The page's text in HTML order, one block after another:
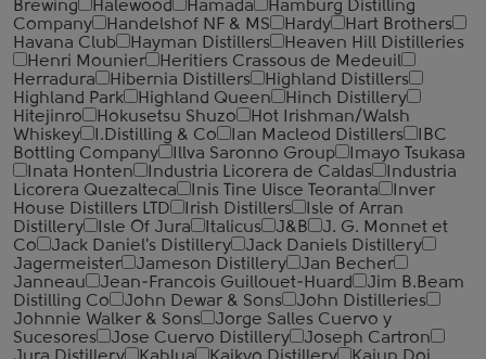
Brewing
Halewood Hamada
Hamburg Distilling
Company
Handelshof NF & MS Hardy
Hart Brothers
Havana Club
Hayman Distillers
Heaven Hill Distilleries
Henri Mounier
Heritiers Crassous de Medeuil
Herradura
Hibernia Distillers
Highland Distillers
Highland Park
Highland Queen
Hinch Distillery
Hitejinro
Hokusetsu Shuzo
Hot Irishman/Walsh
Whiskey
I.Distilling & Co Ian Macleod Distillers
IBC
Bottling Company
Illva Saronno Group
Imayo Tsukasa
Inata Honten
Industria Licorera de Caldas
Industria
Licorera Quezalteca
Inis Tine Uisce Teoranta
Inver
House Distillers LTD
Irish Distillers
Isle of Arran
Distillery
Isle Of Jura Italicus J&B
J. G. Monnet et
Co
Jack Daniel's Distillery
Jack Daniels Distillery
Jagermeister
Jameson Distillery
Jan Becher
Janneau
Jean-Francois Guillouet-Huard
Jim B.Beam
Distilling Co
John Dewar & Sons
John Distilleries
Johnnie Walker & Sons
Jorge Salles Cuervo y
Sucesores
Jose Cuervo Distillery
Joseph Cartron